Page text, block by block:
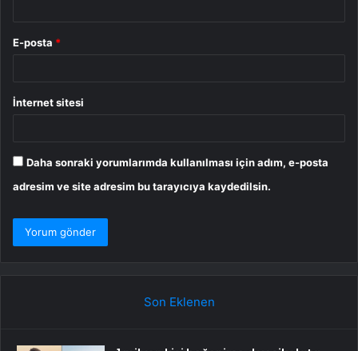
E-posta *
İnternet sitesi
Daha sonraki yorumlarımda kullanılması için adım, e-posta
adresim ve site adresim bu tarayıcıya kaydedilsin.
Son Eklenen